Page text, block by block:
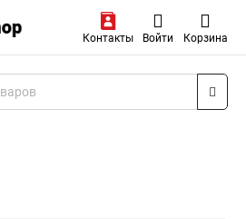
Контакты Войти Корзина